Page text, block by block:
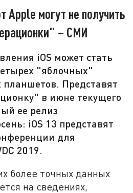
Apple могут не получить
– СМИ
iOS может стать
"яблочных"
планшетов. Представят
в июне текущего
ее релиз
iOS 13 представят
для
2019.
более точных данных
на сведениях,